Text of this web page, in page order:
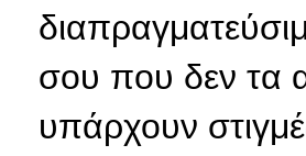
σου που δεν τα
υπάρχουν